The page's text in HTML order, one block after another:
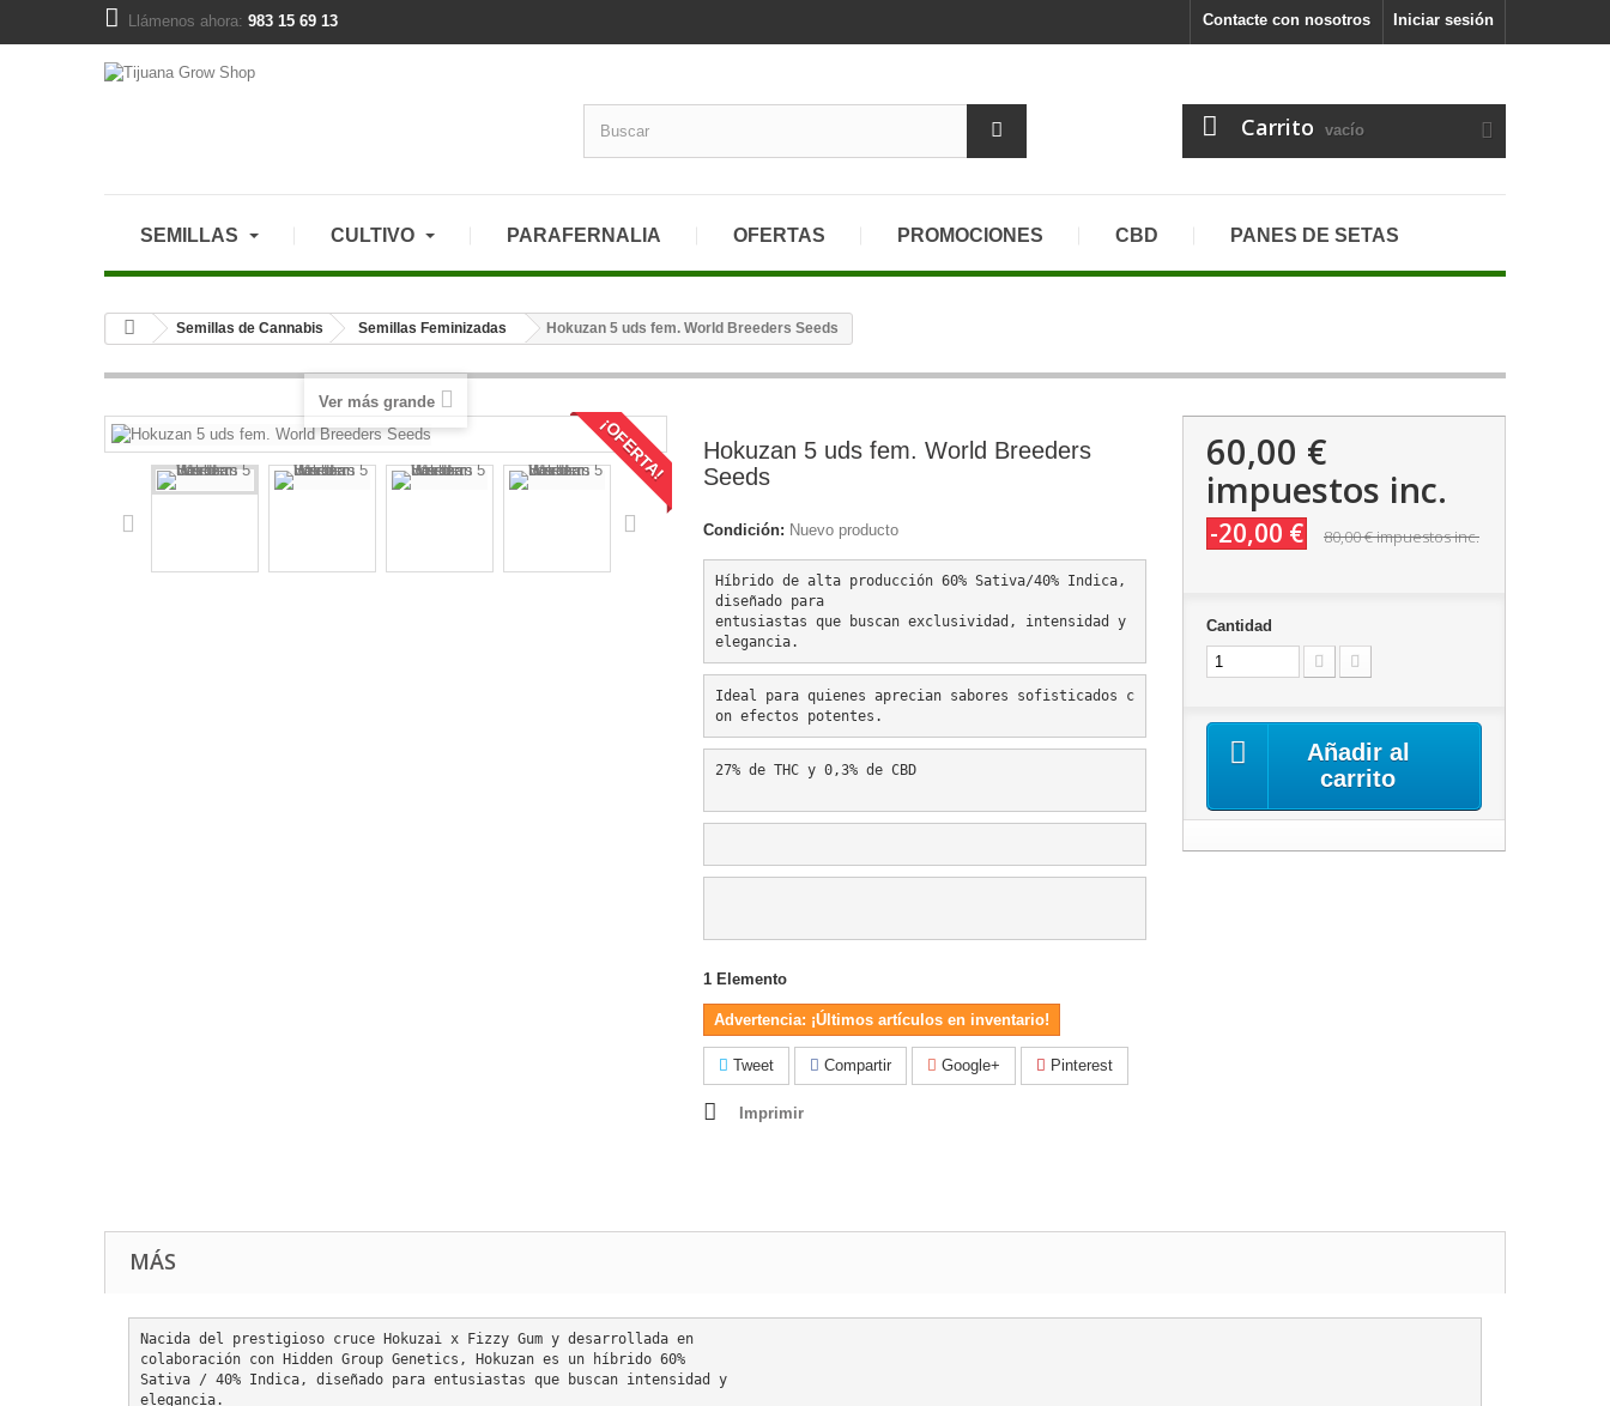
Iniciar sesión
Contacte con nosotros
Llámenos ahora: 983 15 69 13
Carrito vacío
SEMILLAS CULTIVO PARAFERNALIA OFERTAS PROMOCIONES CBD PANES DE SETAS
Semillas de Cannabis Semillas Feminizadas Hokuzan 5 uds fem. World Breeders Seeds
¡OFERTA!
Ver más grande
Hokuzan 5 uds fem. World Breeders
Seeds
Condición: Nuevo producto
Híbrido de alta producción 60% Sativa/40% Indica,
diseñado para
entusiastas que buscan exclusividad, intensidad y
elegancia.
Ideal para quienes aprecian sabores sofisticados c
on efectos potentes.
27% de THC y 0,3% de CBD
1 Elemento
Advertencia: ¡Últimos artículos en inventario!
Tweet Compartir Google+ Pinterest
Imprimir
60,00 €
impuestos inc.
-20,00 € 80,00 €impuestos inc.
Cantidad
Añadir al
carrito
MÁS
Nacida del prestigioso cruce Hokuzai x Fizzy Gum y desarrollada en
colaboración con Hidden Group Genetics, Hokuzan es un híbrido 60%
Sativa / 40% Indica, diseñado para entusiastas que buscan intensidad y
elegancia.